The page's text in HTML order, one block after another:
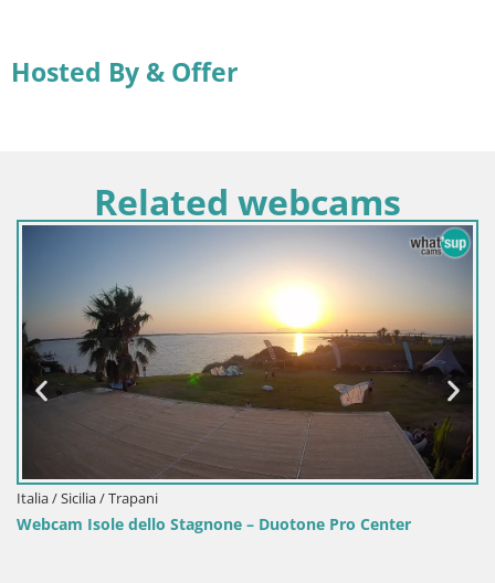
Hosted By & Offer
Related webcams
Italia / Sicilia / Trapani
Webcam Isole dello Stagnone – Duotone Pro Center